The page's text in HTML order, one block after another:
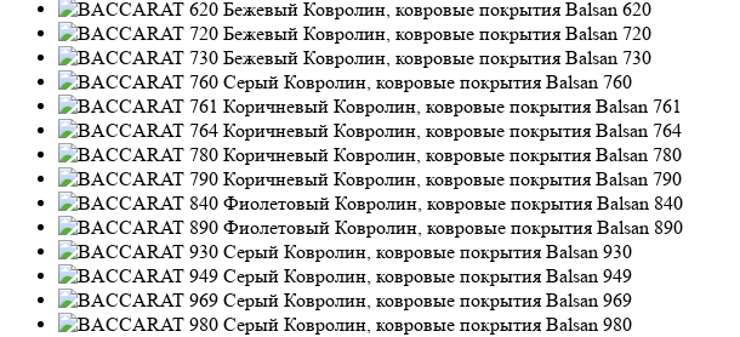
620
720
730
760
761
764
780
790
840
890
930
949
969
980